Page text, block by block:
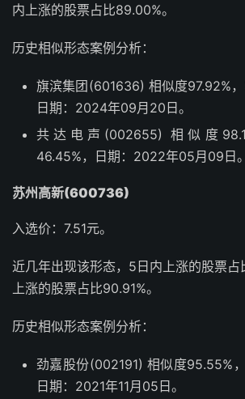
内上涨的股票占比89.00%。
历史相似形态案例分析：
旗滨集团(601636) 相似度97.92%，
日期：2024年09月20日。
共达电声(002655) 相似度
46.45%，日期：2022年05月09日。
苏州高新(600736)
入选价：7.51元。
近几年出现该形态，5日内上涨的股票占
上涨的股票占比90.91%。
历史相似形态案例分析：
劲嘉股份(002191) 相似度95.55%，
日期：2021年11月05日。